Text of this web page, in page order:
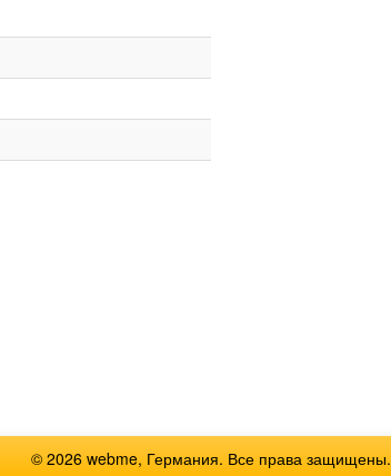
© 2026 webme, Германия. Все права защищены.